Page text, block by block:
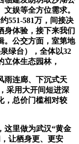
娱等全方位需求。
551-581万，间接决
身体验，接下来我们
。公交方面，室第地
绿台），全体以32
立体生态园林，
连廊、下沉式天
采用大开间短进深
，总价门槛相对较
里做为武汉“黄金
让栖身更、更安